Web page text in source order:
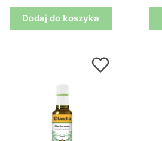
Dodaj do koszyka